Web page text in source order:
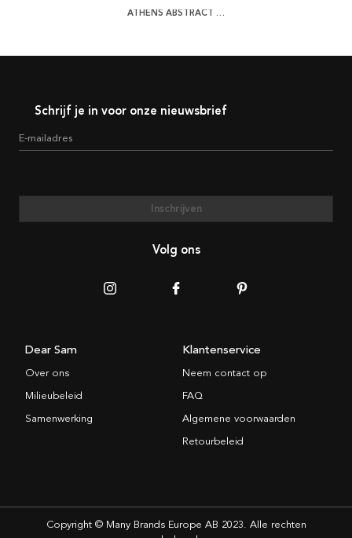
ATHENS ABSTRACT POSTER
Schrijf je in voor onze nieuwsbrief
E-mailadres
Inschrijven
Volg ons
Dear Sam
Over ons
Milieubeleid
Samenwerking
Klantenservice
Neem contact op
FAQ
Algemene voorwaarden
Retourbeleid
Copyright © Many Brands Europe AB 2023. Alle rechten